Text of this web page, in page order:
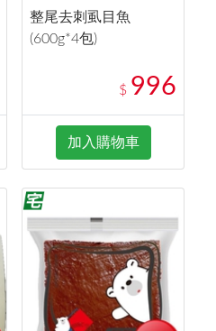
整尾去刺虱目魚
(600g*4包)
$ 996
加入購物車